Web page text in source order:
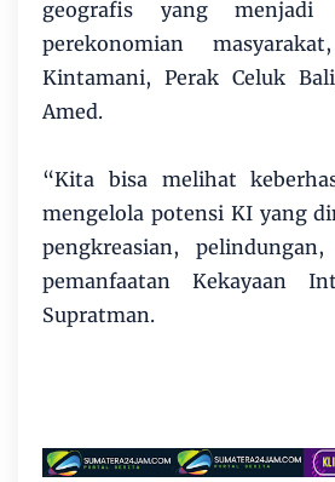
geografis yang menjadi
perekonomian
Kintamani, Perak Celuk
Amed.
“Kita bisa melihat
mengelola potensi KI yang
pengkreasian,
pemanfaatan Kekayaan
Supratman.